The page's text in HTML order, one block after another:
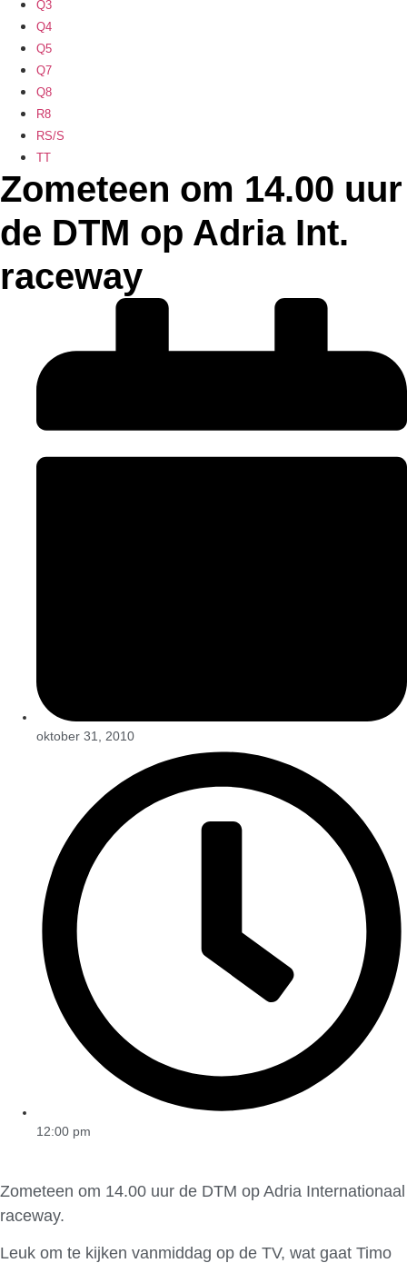
Q3
Q4
Q5
Q7
Q8
R8
RS/S
TT
Zometeen om 14.00 uur
de DTM op Adria Int.
raceway
oktober 31, 2010
12:00 pm
Zometeen om 14.00 uur de DTM op Adria Internationaal
raceway.
Leuk om te kijken vanmiddag op de TV, wat gaat Timo